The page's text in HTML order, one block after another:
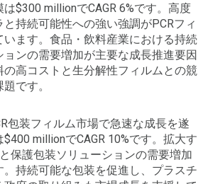
$300 millionでCAGR 6%です。高度
持続可能性への強い強調がPCRフィ
います。食品・飲料産業における持続
ンの需要増加が主要な成長推進要因
高コストと生分解性フィルムとの競
です。
包装フィルム市場で急速な成長を遂
millionでCAGR 10%です。拡大す
保護包装ソリューションの需要増加
持続可能な包装を促進し、プラスチ